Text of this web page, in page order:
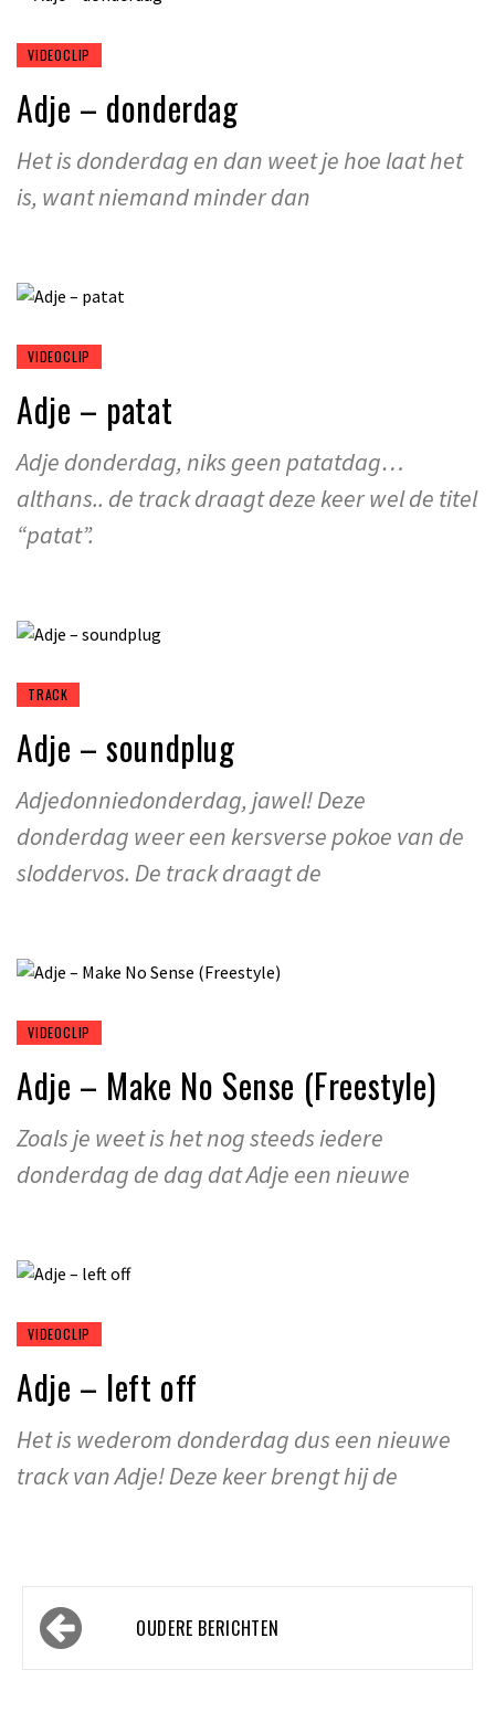
VIDEOCLIP
Adje – donderdag
Het is donderdag en dan weet je hoe laat het
is, want niemand minder dan
VIDEOCLIP
Adje – patat
Adje donderdag, niks geen patatdag…
althans.. de track draagt deze keer wel de titel
“patat”.
TRACK
Adje – soundplug
Adjedonniedonderdag, jawel! Deze
donderdag weer een kersverse pokoe van de
sloddervos. De track draagt de
VIDEOCLIP
Adje – Make No Sense (Freestyle)
Zoals je weet is het nog steeds iedere
donderdag de dag dat Adje een nieuwe
VIDEOCLIP
Adje – left off
Het is wederom donderdag dus een nieuwe
track van Adje! Deze keer brengt hij de
Berichtennavigatie
OUDERE BERICHTEN